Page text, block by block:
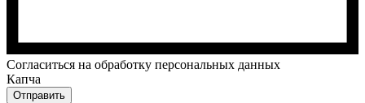
Cогласиться на обработку персональных данных
Капча
Отправить